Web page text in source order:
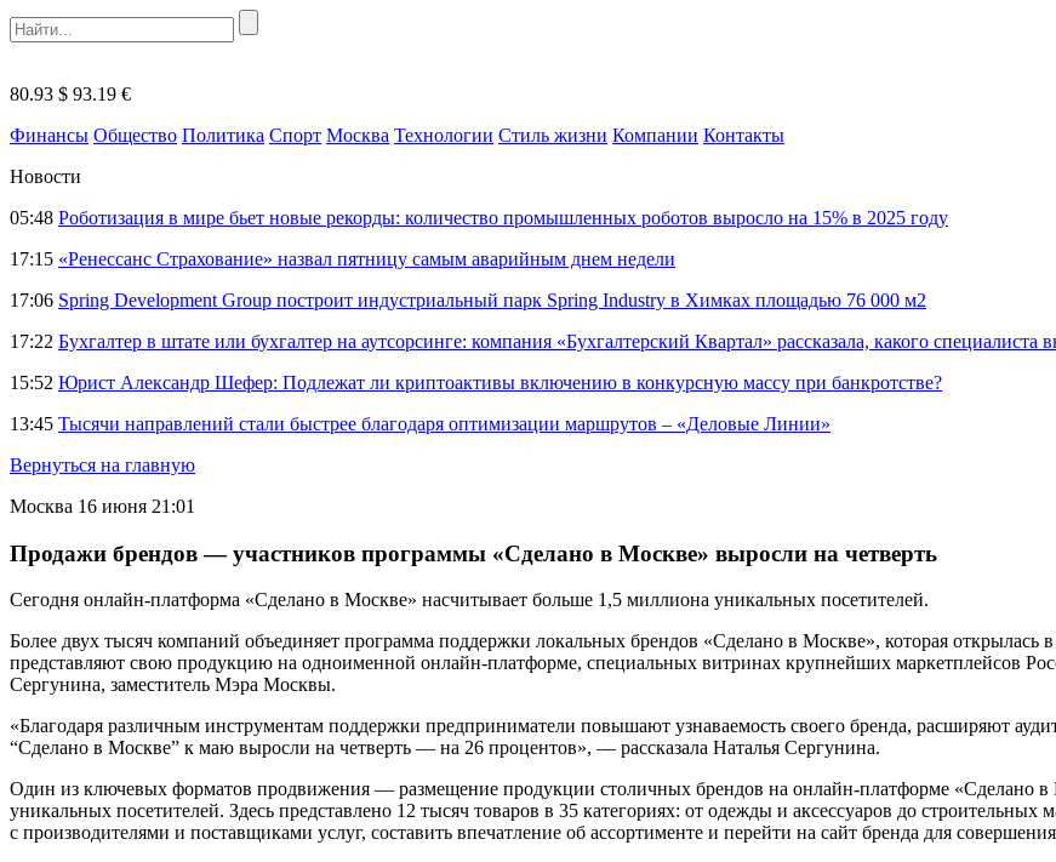
80.93 $ 93.19 €
Финансы Общество Политика Спорт Москва Технологии Стиль жизни Компании Контакты
Новости
05:48 Роботизация в мире бьет новые рекорды: количество промышленных роботов выросло на 15% в 2025 году
17:15 «Ренессанс Страхование» назвал пятницу самым аварийным днем недели
17:06 Spring Development Group построит индустриальный парк Spring Industry в Химках площадью 76 000 м2
17:22 Бухгалтер в штате или бухгалтер на аутсорсинге: компания «Бухгалтерский Квартал» рассказала, какого специалиста
15:52 Юрист Александр Шефер: Подлежат ли криптоактивы включению в конкурсную массу при банкротстве?
13:45 Тысячи направлений стали быстрее благодаря оптимизации маршрутов – «Деловые Линии»
Вернуться на главную
Москва 16 июня 21:01
Продажи брендов — участников программы «Сделано в Москве» выросли на четверть
Сегодня онлайн-платформа «Сделано в Москве» насчитывает больше 1,5 миллиона уникальных посетителей.
Более двух тысяч компаний объединяет программа поддержки локальных брендов «Сделано в Москве», которая
представляют свою продукцию на одноименной онлайн-платформе, специальных витринах крупнейших маркетплейсов
Сергунина, заместитель Мэра Москвы.
«Благодаря различным инструментам поддержки предприниматели повышают узнаваемость своего бренда, расширяют
“Сделано в Москве” к маю выросли на четверть — на 26 процентов», — рассказала Наталья Сергунина.
Один из ключевых форматов продвижения — размещение продукции столичных брендов на онлайн-платформе «Сделано
уникальных посетителей. Здесь представлено 12 тысяч товаров в 35 категориях: от одежды и аксессуаров до строительных
с производителями и поставщиками услуг, составить впечатление об ассортименте и перейти на сайт бренда для